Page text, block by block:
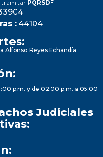
tramitar PQRSDF
: 44104
Alfonso Reyes Echandía
p.m. y de 02:00 p.m. a 05:00
Judiciales